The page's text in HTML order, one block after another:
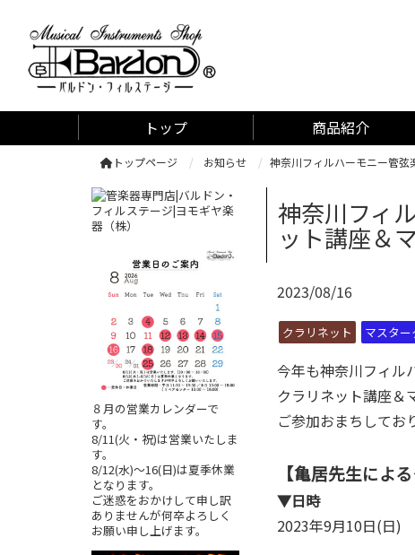
トップ
商品紹介
トップページ お知らせ 神奈川フィルハーモニー管
神奈川フィ
ット講座＆
2023/08/16
クラリネット マスター
今年も神奈川フィル
クラリネット講座＆
ご参加おまちしてお
【亀居先生によ
▼日時
2023年9月10日(日)
８月の営業カレンダーで
す。
8/11(火・祝)は営業いたしま
す。
8/12(水)～16(日)は夏季休業
となります。
ご迷惑をおかけして申し訳
ありませんが何卒よろしく
お願い申し上げます。